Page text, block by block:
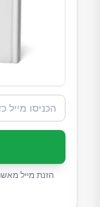
הזנת מייל